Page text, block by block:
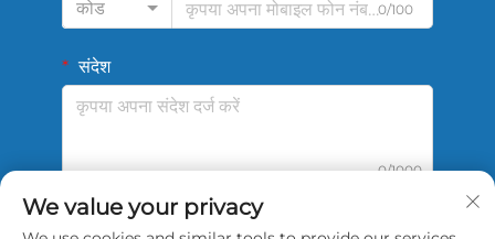
कोड
0/100
संदेश
0/1000
We value your privacy